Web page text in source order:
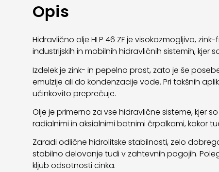
Opis
Hidravlično olje HLP 46 ZF je visokozmogljivo,
industrijskih in mobilnih hidravličnih sistemih,
Izdelek je zink- in pepelno prost, zato je še
emulzije ali do kondenzacije vode. Pri takšnih
učinkovito preprečuje.
Olje je primerno za vse hidravlične sisteme, kjer
radialnimi in aksialnimi batnimi črpalkami, kakor
Zaradi odlične hidrolitske stabilnosti, zelo
stabilno delovanje tudi v zahtevnih pogojih.
kljub odsotnosti cinka.